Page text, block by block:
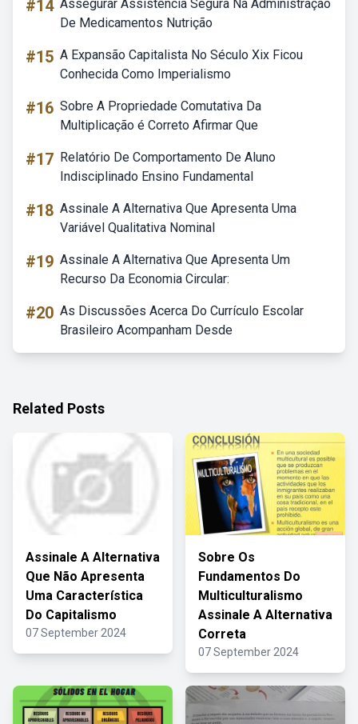
#14 Assegurar Assistência Segura Na Administração
De Medicamentos Nutrição
#15 A Expansão Capitalista No Século Xix Ficou
Conhecida Como Imperialismo
#16 Sobre A Propriedade Comutativa Da
Multiplicação é Correto Afirmar Que
#17 Relatório De Comportamento De Aluno
Indisciplinado Ensino Fundamental
#18 Assinale A Alternativa Que Apresenta Uma
Variável Qualitativa Nominal
#19 Assinale A Alternativa Que Apresenta Um
Recurso Da Economia Circular:
#20 As Discussões Acerca Do Currículo Escolar
Brasileiro Acompanham Desde
Related Posts
Assinale A Alternativa
Que Não Apresenta
Uma Característica
Do Capitalismo
07 September 2024
Sobre Os
Fundamentos Do
Multiculturalismo
Assinale A Alternativa
Correta
07 September 2024